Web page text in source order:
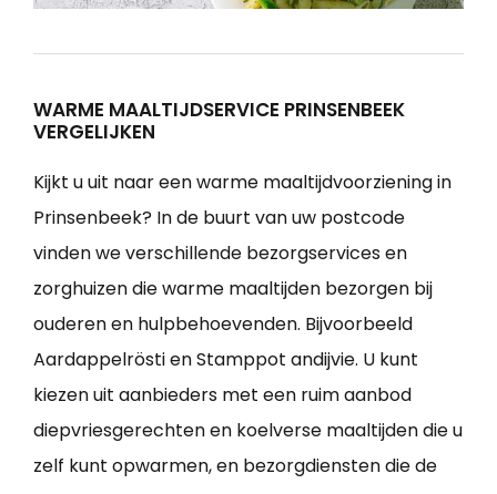
WARME MAALTIJDSERVICE PRINSENBEEK
VERGELIJKEN
Kijkt u uit naar een warme maaltijdvoorziening in
Prinsenbeek? In de buurt van uw postcode
vinden we verschillende bezorgservices en
zorghuizen die warme maaltijden bezorgen bij
ouderen en hulpbehoevenden. Bijvoorbeeld
Aardappelrösti en Stamppot andijvie. U kunt
kiezen uit aanbieders met een ruim aanbod
diepvriesgerechten en koelverse maaltijden die u
zelf kunt opwarmen, en bezorgdiensten die de